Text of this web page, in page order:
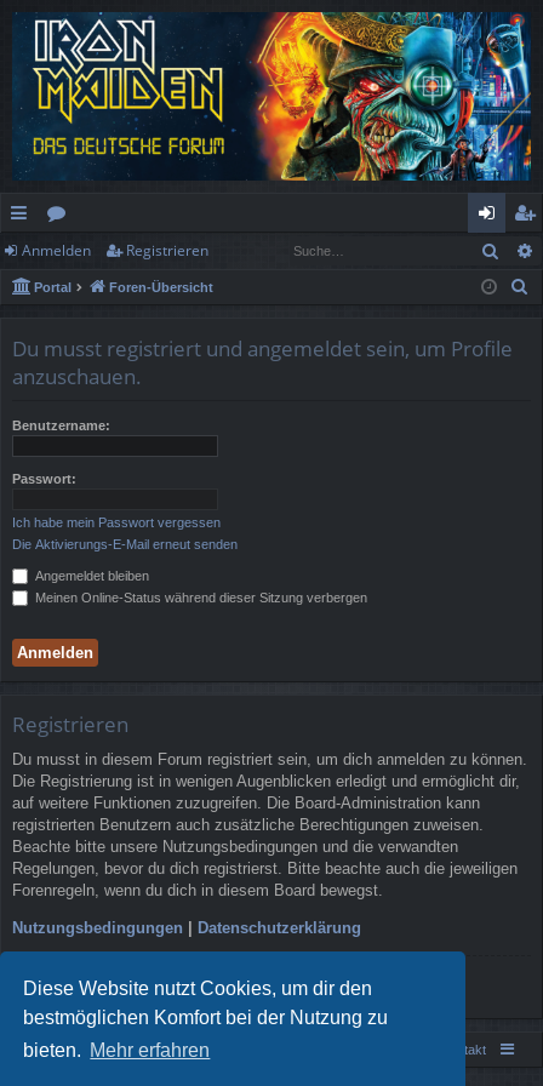
Diese Website nutzt Cookies, um dir den
bestmöglichen Komfort bei der Nutzung zu
bieten. Mehr erfahren
ch
ne
ug
f
or
en
n
m
eg
ist
Anmelden Registrieren
Portal Foren-Übersicht
Du musst registriert und angemeldet sein, um Profile
anzuschauen.
Benutzername:
Passwort:
Ich habe mein Passwort vergessen
Die Aktivierungs-E-Mail erneut senden
Angemeldet bleiben
Meinen Online-Status während dieser Sitzung verbergen
Registrieren
Du musst in diesem Forum registriert sein, um dich anmelden zu können.
Die Registrierung ist in wenigen Augenblicken erledigt und ermöglicht dir,
auf weitere Funktionen zuzugreifen. Die Board-Administration kann
registrierten Benutzern auch zusätzliche Berechtigungen zuweisen.
Beachte bitte unsere Nutzungsbedingungen und die verwandten
Regelungen, bevor du dich registrierst. Bitte beachte auch die jeweiligen
Forenregeln, wenn du dich in diesem Board bewegst.
Nutzungsbedingungen | Datenschutzerklärung
Registrieren
Portal Foren-Übersicht Kontakt